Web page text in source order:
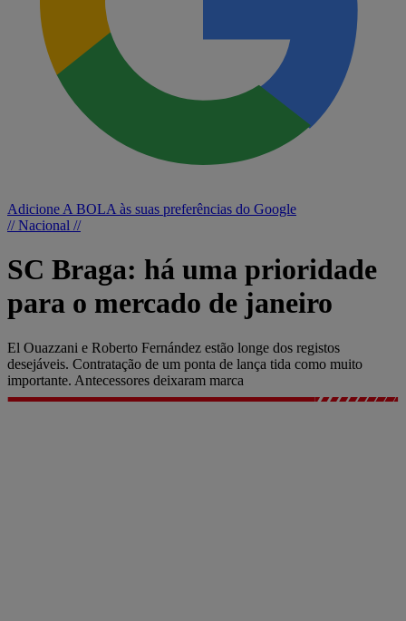
Adicione A BOLA às suas preferências do Google
// Nacional //
SC Braga: há uma prioridade
para o mercado de janeiro
El Ouazzani e Roberto Fernández estão longe dos registos
desejáveis. Contratação de um ponta de lança tida como muito
importante. Antecessores deixaram marca